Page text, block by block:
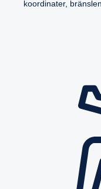
koordinater,